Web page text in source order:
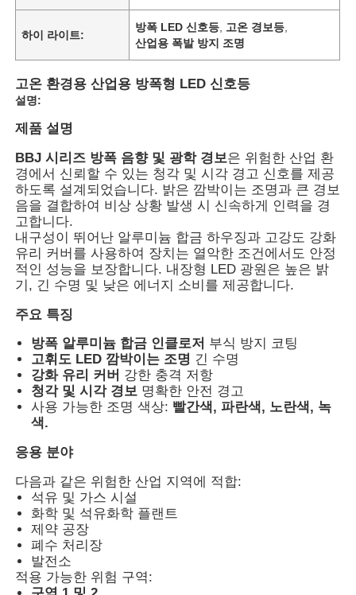
홈
제품 소개
회사 소개
하이 라이트:
방폭 LED 신호등 고온 경보등
산업용 폭발 방지 조명
고온 환경용 산업용 방폭형 LED 신호등
설명:
제품 설명
BBJ 시리즈 방폭 음향 및 광학 경보은 위험한 산업 환
경에서 신뢰할 수 있는 청각 및 시각 경고 신호를 제공
하도록 설계되었습니다. 밝은 깜박이는 조명과 큰 경보
음을 결합하여 비상 상황 발생 시 신속하게 인력을 경
고합니다.
내구성이 뛰어난 알루미늄 합금 하우징과 고강도 강화
유리 커버를 사용하여 장치는 열악한 조건에서도 안정
적인 성능을 보장합니다. 내장형 LED 광원은 높은 밝
기, 긴 수명 및 낮은 에너지 소비를 제공합니다.
주요 특징
방폭 알루미늄 합금 인클로저 부식 방지 코팅
고휘도 LED 깜박이는 조명 긴 수명
강화 유리 커버 강한 충격 저항
청각 및 시각 경보 명확한 안전 경고
사용 가능한 조명 색상: 빨간색, 파란색, 노란색, 녹
색.
응용 분야
다음과 같은 위험한 산업 지역에 적합:
석유 및 가스 시설
화학 및 석유화학 플랜트
제약 공장
폐수 처리장
발전소
적용 가능한 위험 구역: